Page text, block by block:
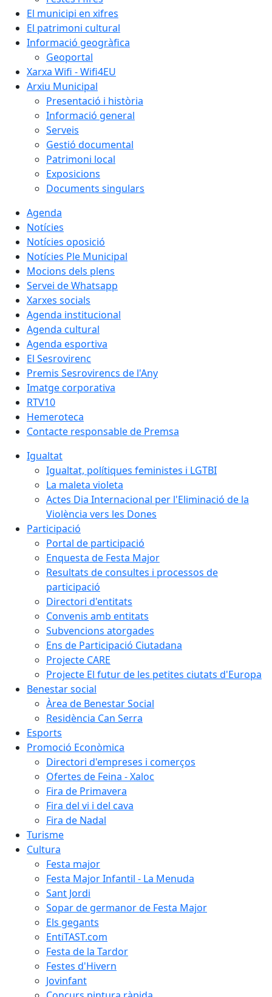
El municipi en xifres
El patrimoni cultural
Informació geogràfica
Geoportal
Xarxa Wifi - Wifi4EU
Arxiu Municipal
Presentació i història
Informació general
Serveis
Gestió documental
Patrimoni local
Exposicions
Documents singulars
Agenda
Notícies
Notícies oposició
Notícies Ple Municipal
Mocions dels plens
Servei de Whatsapp
Xarxes socials
Agenda institucional
Agenda cultural
Agenda esportiva
El Sesrovirenc
Premis Sesrovirencs de l'Any
Imatge corporativa
RTV10
Hemeroteca
Contacte responsable de Premsa
Igualtat
Igualtat, polítiques feministes i LGTBI
La maleta violeta
Actes Dia Internacional per l'Eliminació de la
Violència vers les Dones
Participació
Portal de participació
Enquesta de Festa Major
Resultats de consultes i processos de
participació
Directori d'entitats
Convenis amb entitats
Subvencions atorgades
Ens de Participació Ciutadana
Projecte CARE
Projecte El futur de les petites ciutats d'Europa
Benestar social
Àrea de Benestar Social
Residència Can Serra
Esports
Promoció Econòmica
Directori d'empreses i comerços
Ofertes de Feina - Xaloc
Fira de Primavera
Fira del vi i del cava
Fira de Nadal
Turisme
Cultura
Festa major
Festa Major Infantil - La Menuda
Sant Jordi
Sopar de germanor de Festa Major
Els gegants
EntiTAST.com
Festa de la Tardor
Festes d'Hivern
Jovinfant